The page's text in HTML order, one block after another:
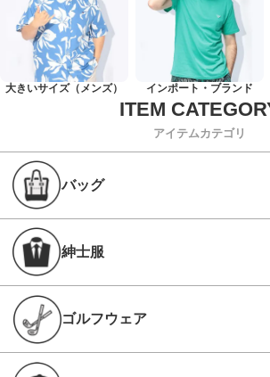
大きいサイズ（メンズ） インポート・ブランド
アイテムカテゴリ
バッグ
紳士服
ゴルフウェア